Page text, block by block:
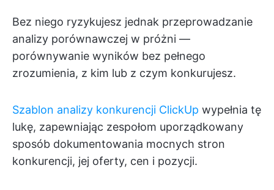
Bez niego ryzykujesz jednak przeprowadzanie
analizy porównawczej w próżni —
porównywanie wyników bez pełnego
zrozumienia, z kim lub z czym konkurujesz.
Szablon analizy konkurencji ClickUp wypełnia tę
lukę, zapewniając zespołom uporządkowany
sposób dokumentowania mocnych stron
konkurencji, jej oferty, cen i pozycji.